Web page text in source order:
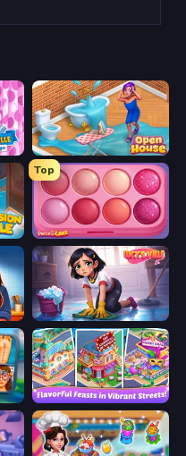
Designville: Merge & Design Open House
Mansion Tale: Merge Secrets
Top
Piece of Cake: Merge and Bake
Lucy’s Ville
Hospital Surgeon: Doctor's Game Mom's Diary 2